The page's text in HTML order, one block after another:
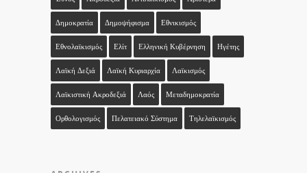
Δημοκρατία Δημοψήφισμα Εθνικισμός
Εθνολαϊκισμός Ελίτ Ελληνική Κυβέρνηση Ηγέτης
Λαϊκή Δεξιά Λαϊκή Κυριαρχία Λαϊκισμός
Λαϊκιστική Ακροδεξιά Λαός Μεταδημοκρατία
Ορθολογισμός Πελατειακό Σύστημα Τηλελαϊκισμός